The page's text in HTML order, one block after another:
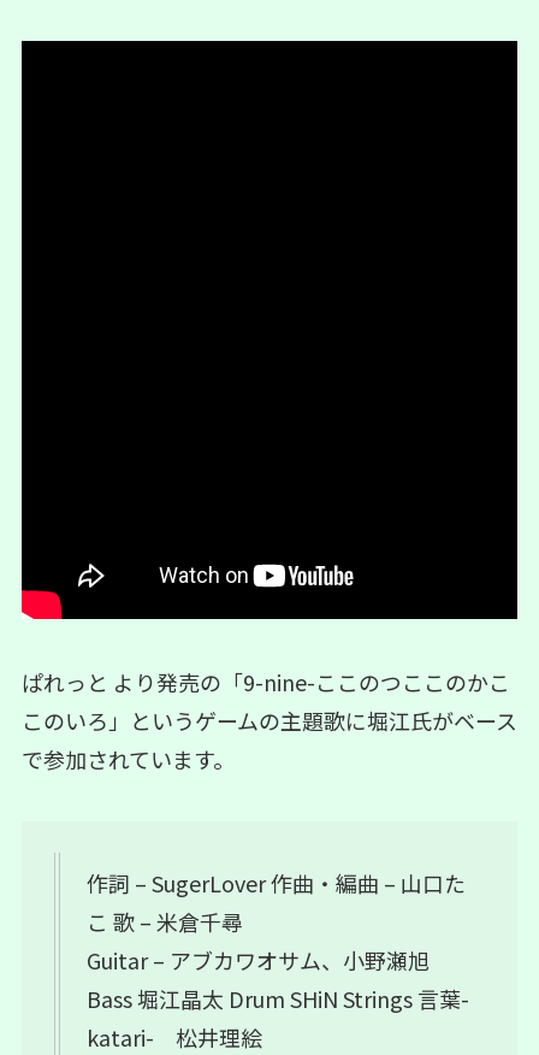
ぱれっと より発売の「9-nine-ここのつここのかこ
このいろ」というゲームの主題歌に堀江氏がベース
で参加されています。
作詞 – SugerLover 作曲・編曲 – 山口た
こ 歌 – 米倉千尋
Guitar – アブカワオサム、小野瀬旭
Bass 堀江晶太 Drum SHiN Strings 言葉-
katari- 松井理絵